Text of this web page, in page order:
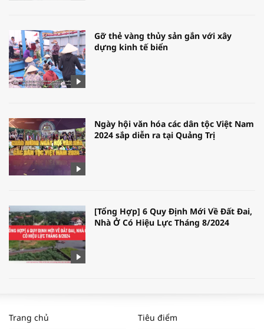
Gỡ thẻ vàng thủy sản gắn với xây
dựng kinh tế biển
Ngày hội văn hóa các dân tộc Việt Nam
2024 sắp diễn ra tại Quảng Trị
[Tổng Hợp] 6 Quy Định Mới Về Đất Đai,
Nhà Ở Có Hiệu Lực Tháng 8/2024
NAM NĂM 2024 VÀ NĂM 2025 | NHỊP
ĐẬP THỊ TRƯỜNG #62
Trang chủ Tiêu điểm